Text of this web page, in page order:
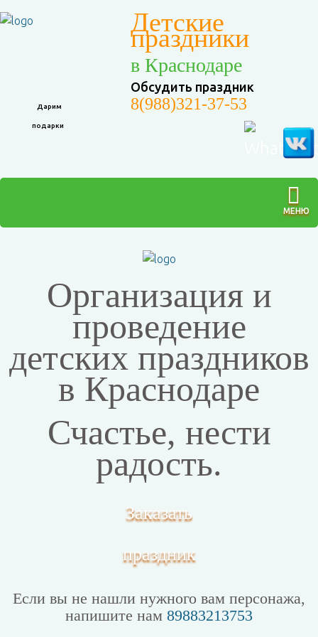
Детские
праздники
в Краснодаре
Дарим
подарки
Обсудить праздник
8(988)321-37-53
МЕНЮ
Организация и
проведение
детских праздников
в Краснодаре
Счастье, нести
радость.
Заказать
праздник
Если вы не нашли нужного вам персонажа,
напишите нам 89883213753